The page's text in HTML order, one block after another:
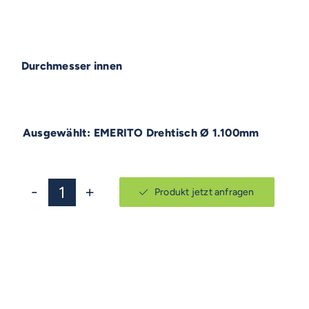
Durchmesser innen
EMERITO Drehtisch Ø 1.100mm
EMERITO
Produkt jetzt anfragen